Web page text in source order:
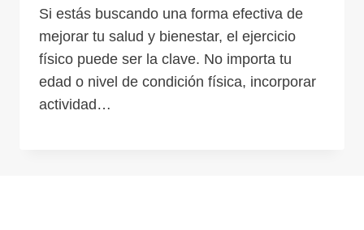
Si estás buscando una forma efectiva de
mejorar tu salud y bienestar, el ejercicio
físico puede ser la clave. No importa tu
edad o nivel de condición física, incorporar
actividad…